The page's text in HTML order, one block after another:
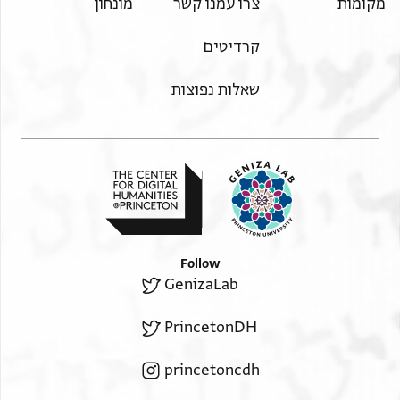
ענדהם למא קמת פי
קבץ מא אשתגלה יחסבו אן אנא באקי עלא אלצמאן ואן
ואנסאן עאריל קאבץ ואלשרב מן פאידה אפרצוהא לא
לחסב בטאלתי קאלו
[. . .] . . בלד[. . . . . . . . .] . . בל אן אכר ואלאן אסאל
רבינו הר[ב] המב[הק ראש
ה]ישיבה אן יכ[פ]יני אמר
]. ן גריב רב מ[א] כאן פיה
מקומות צרו עמנו קשר
קרדיטים
שאלות נפוצות
מונחון
Follow
GenizaLab
PrincetonDH
princetoncdh